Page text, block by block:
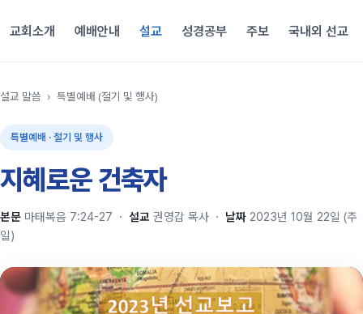
교회소개 예배안내 설교 성경공부 주보 국내외 선교
설교 말씀 › 특별예배 (절기 및 행사)
특별예배 · 절기 및 행사
지혜로운 건축자
본문 마태복음 7:24-27 · 설교 권영갑 목사 · 날짜 2023년 10월 22일 (주
일)